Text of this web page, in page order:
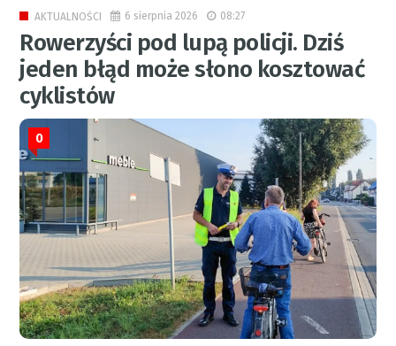
AKTUALNOŚCI 6 sierpnia 2026 08:27
Rowerzyści pod lupą policji. Dziś
jeden błąd może słono kosztować
cyklistów
0